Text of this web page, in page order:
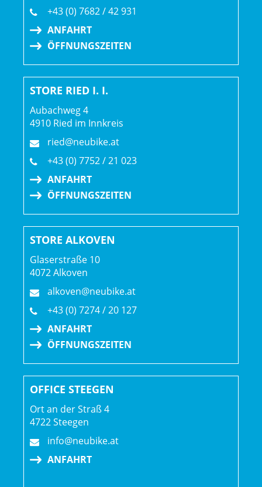
+43 (0) 7682 / 42 931
ANFAHRT
ÖFFNUNGSZEITEN
STORE RIED I. I.
Aubachweg 4
4910 Ried im Innkreis
ried@neubike.at
+43 (0) 7752 / 21 023
ANFAHRT
ÖFFNUNGSZEITEN
STORE ALKOVEN
Glaserstraße 10
4072 Alkoven
alkoven@neubike.at
+43 (0) 7274 / 20 127
ANFAHRT
ÖFFNUNGSZEITEN
OFFICE STEEGEN
Ort an der Straß 4
4722 Steegen
info@neubike.at
ANFAHRT